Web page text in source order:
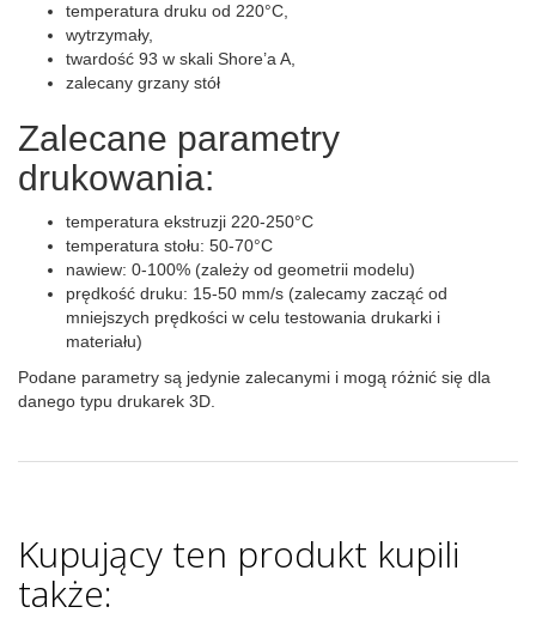
temperatura druku od 220°C,
wytrzymały,
twardość 93 w skali Shore’a A,
zalecany grzany stół
Zalecane parametry
drukowania:
temperatura ekstruzji 220-250°C
temperatura stołu: 50-70°C
nawiew: 0-100% (zależy od geometrii modelu)
prędkość druku: 15-50 mm/s (zalecamy zacząć od
mniejszych prędkości w celu testowania drukarki i
materiału)
Podane parametry są jedynie zalecanymi i mogą różnić się dla
danego typu drukarek 3D.
Kupujący ten produkt kupili
także: